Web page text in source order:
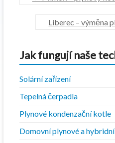
Liberec – výměna
Jak fungují naše
Solární zařízení
Tepelná čerpadla
Plynové kondenzační kotle
Domovní plynové a